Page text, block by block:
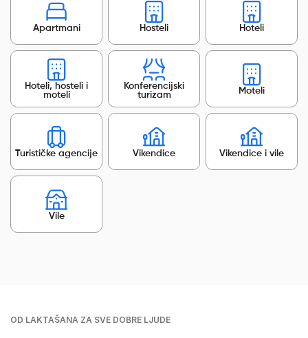
Apartmani Hosteli Hoteli
Hoteli, hosteli i
moteli
Konferencijski
turizam
Moteli
Turističke agencije Vikendice Vikendice i vile
Vile
OD LAKTAŠANA ZA SVE DOBRE LJUDE